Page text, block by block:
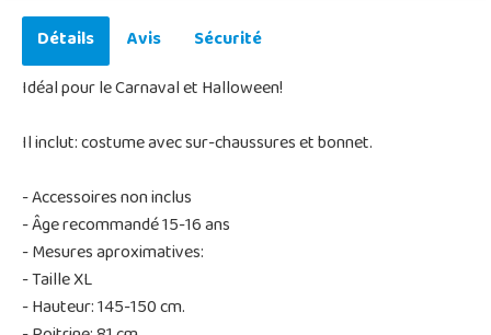
Détails Avis
Sécurité
Idéal pour le Carnaval et Halloween!
Il inclut: costume avec sur-chaussures et bonnet.
- Accessoires non inclus
- Âge recommandé 15-16 ans
- Mesures aproximatives:
- Taille XL
- Hauteur: 145-150 cm.